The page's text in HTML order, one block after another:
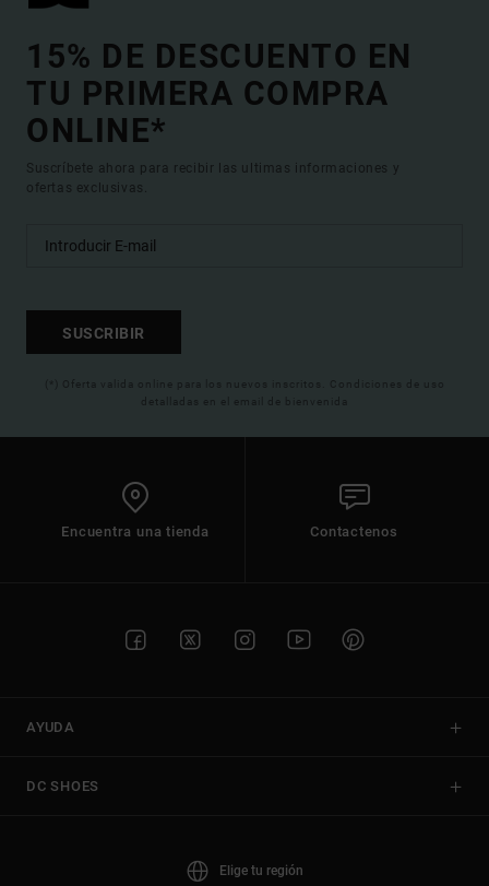
15% DE DESCUENTO EN
TU PRIMERA COMPRA
ONLINE*
Suscríbete ahora para recibir las ultimas informaciones y
ofertas exclusivas.
SUSCRIBIR
(*) Oferta valida online para los nuevos inscritos. Condiciones de uso
detalladas en el email de bienvenida
Encuentra una tienda Contactenos
AYUDA
DC SHOES
Elige tu región